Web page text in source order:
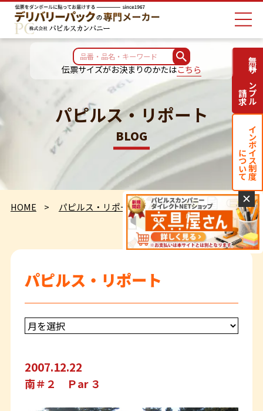
伝票サイズがお決まりのかたはこちら
パピルス・リポート
BLOG
HOME パピルス・リポート 南＃２ Ｐar ３
パピルス・リポート
2007.12.22
南＃２ Ｐar ３
無料サンプル
請求
インボイス制度
について
✕